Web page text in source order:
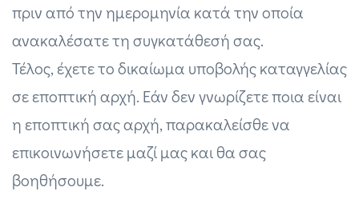
πριν από την ημερομηνία κατά την οποία
ανακαλέσατε τη συγκατάθεσή σας.
Τέλος, έχετε το δικαίωμα υποβολής καταγγελίας
σε εποπτική αρχή. Εάν δεν γνωρίζετε ποια είναι
η εποπτική σας αρχή, παρακαλείσθε να
επικοινωνήσετε μαζί μας και θα σας
βοηθήσουμε.